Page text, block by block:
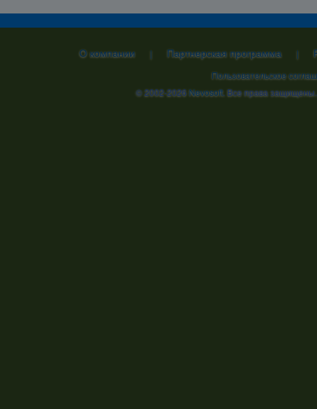
О компании | Партнерская программа |
Пользовательское
© 2002-2026Nevosoft. Все права защищены